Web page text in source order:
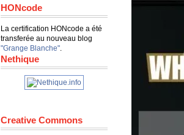
HONcode
La certification HONcode a été
transferée au nouveau blog
"Grange Blanche".
Nethique
Creative Commons